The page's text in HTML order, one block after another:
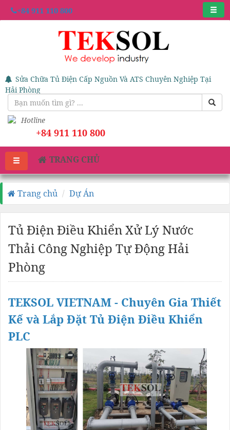
+84 911 110 800
Sửa Chữa Tủ Điện Cấp Nguồn Và ATS Chuyên Nghiệp Tại
Hải Phòng
Hotline
+84 911 110 800
TRANG CHỦ
Trang chủ Dự Án
Tủ Điện Điều Khiển Xử Lý Nước
Thải Công Nghiệp Tự Động Hải
Phòng
TEKSOL VIETNAM - Chuyên Gia Thiết
Kế và Lắp Đặt Tủ Điện Điều Khiển
PLC